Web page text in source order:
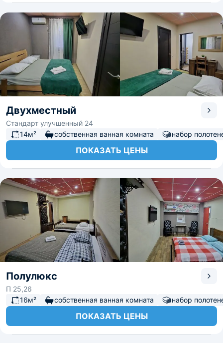
Двухместный
Стандарт улучшенный 24
14м²
собственная ванная комната набор
ПОКАЗАТЬ ЦЕНЫ
Полулюкс
П 25,26
16м²
собственная ванная комната набор
ПОКАЗАТЬ ЦЕНЫ